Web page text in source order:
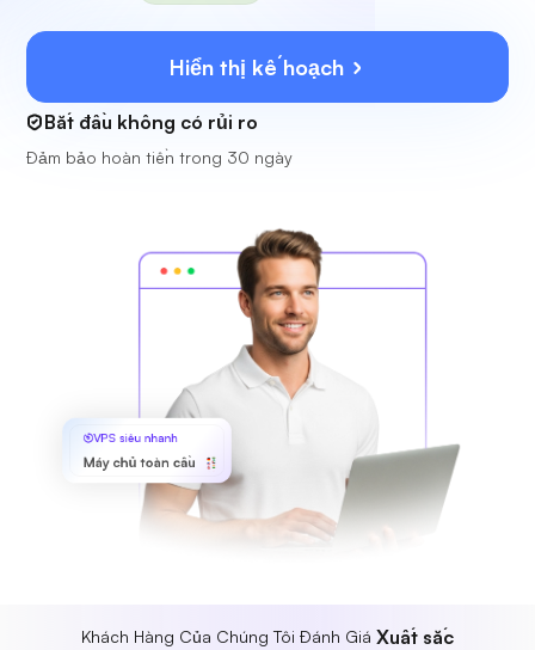
Hiển thị kế hoạch
Bắt đầu không có rủi ro
Đảm bảo hoàn tiền trong 30 ngày
VPS siêu nhanh
Máy chủ toàn cầu
Khách Hàng Của Chúng Tôi Đánh Giá Xuất sắc